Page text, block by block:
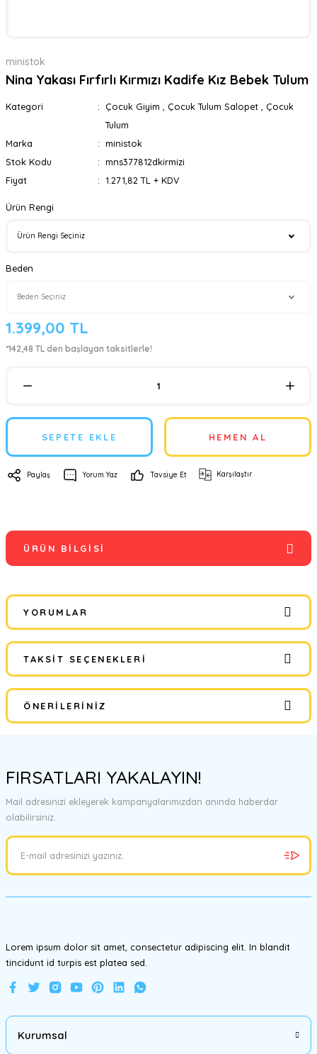
ministok
Nina Yakası Fırfırlı Kırmızı Kadife Kız Bebek Tulum
Kategori Çocuk Giyim Çocuk Tulum Salopet
Çocuk
Tulum
Marka
ministok
Stok Kodu
mns377812dkirmizi
Fiyat
1.271,82 TL + KDV
Ürün Rengi
Beden
1.399,00 TL
*142,48 TL den başlayan taksitlerle!
SEPETE EKLE HEMEN AL
Paylaş Yorum Yaz Tavsiye Et Karşılaştır
ÜRÜN BILGISI
YORUMLAR
Bu ürüne ilk yorumu siz yapın!
Yorum Yaz
TAKSIT SEÇENEKLERI
ÖNERILERINIZ
tarafımıza iletebilirsiniz.
Görüş ve önerileriniz için teşekkür ederiz.
Ürün resmi kalitesiz, bozuk veya görüntülenemiyor.
Ürün bilgilerinde hatalar bulunuyor.
FIRSATLARI YAKALAYIN!
Mail adresinizi ekleyerek kampanyalarımızdan anında haberdar
olabilirsiniz.
Lorem ipsum dolor sit amet, consectetur adipiscing elit. In blandit
tincidunt id turpis est platea sed.
Kurumsal